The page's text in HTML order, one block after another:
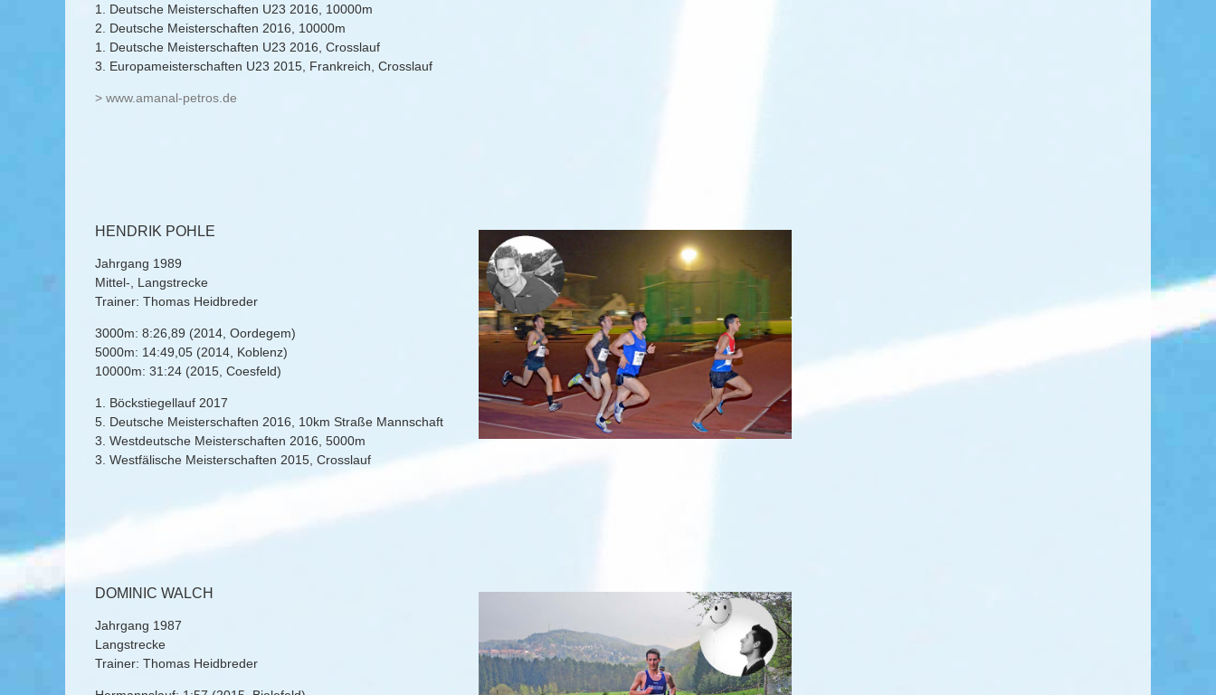
1. Deutsche Meisterschaften U23 2016, 10000m
2. Deutsche Meisterschaften 2016, 10000m
1. Deutsche Meisterschaften U23 2016, Crosslauf
3. Europameisterschaften U23 2015, Frankreich, Crosslauf
> www.amanal-petros.de
HENDRIK POHLE
Jahrgang 1989
Mittel-, Langstrecke
Trainer: Thomas Heidbreder
3000m: 8:26,89 (2014, Oordegem)
5000m: 14:49,05 (2014, Koblenz)
10000m: 31:24 (2015, Coesfeld)
1. Böckstiegellauf 2017
5. Deutsche Meisterschaften 2016, 10km Straße Mannschaft
3. Westdeutsche Meisterschaften 2016, 5000m
3. Westfälische Meisterschaften 2015, Crosslauf
DOMINIC WALCH
Jahrgang 1987
Langstrecke
Trainer: Thomas Heidbreder